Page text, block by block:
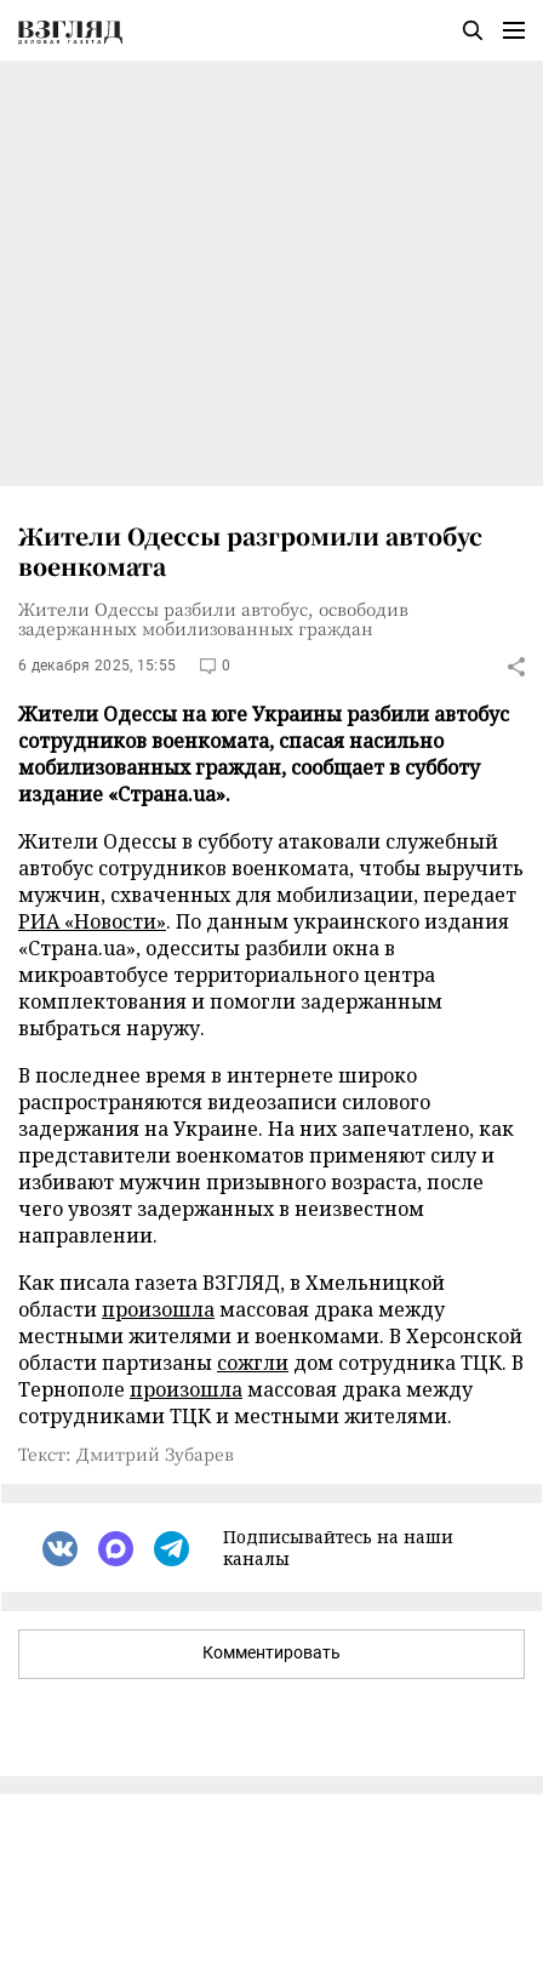
Жители Одессы разгромили автобус
военкомата
Жители Одессы разбили автобус, освободив
задержанных мобилизованных граждан
6 декабря 2025, 15:55 0
Жители Одессы на юге Украины разбили автобус
сотрудников военкомата, спасая насильно
мобилизованных граждан, сообщает в субботу
издание «Страна.ua».
Жители Одессы в субботу атаковали служебный
автобус сотрудников военкомата, чтобы выручить
мужчин, схваченных для мобилизации, передает
РИА «Новости». По данным украинского издания
«Страна.ua», одесситы разбили окна в
микроавтобусе территориального центра
комплектования и помогли задержанным
выбраться наружу.
В последнее время в интернете широко
распространяются видеозаписи силового
задержания на Украине. На них запечатлено, как
представители военкоматов применяют силу и
избивают мужчин призывного возраста, после
чего увозят задержанных в неизвестном
направлении.
Как писала газета ВЗГЛЯД, в Хмельницкой
областипроизошламассовая драка между
местными жителями и военкомами. В Херсонской
области партизаны сожгли дом сотрудника ТЦК. В
Тернополе произошламассовая драка между
сотрудниками ТЦК и местными жителями.
Текст: Дмитрий Зубарев
Подписывайтесь на наши
каналы
Комментировать